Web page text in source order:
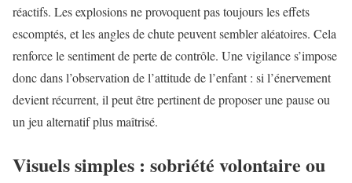
réactifs. Les explosions ne provoquent pas toujours les effets
escomptés, et les angles de chute peuvent sembler aléatoires. Cela
renforce le sentiment de perte de contrôle. Une vigilance s’impose
donc dans l’observation de l’attitude de l’enfant : si l’énervement
devient récurrent, il peut être pertinent de proposer une pause ou
un jeu alternatif plus maîtrisé.
Visuels simples : sobriété volontaire ou